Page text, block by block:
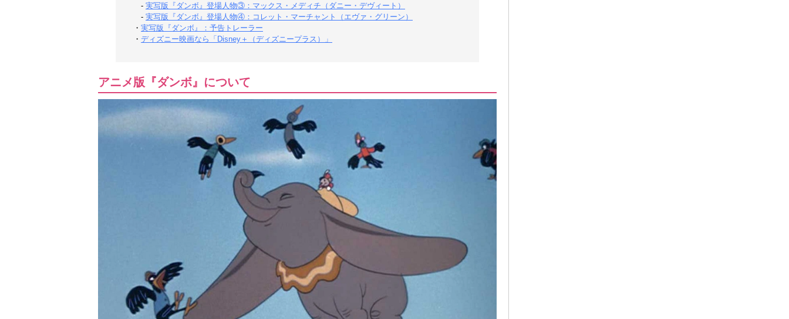
- 実写版『ダンボ』登場人物③：マックス・メディチ（ダニー・デヴィート）
- 実写版『ダンボ』登場人物④：コレット・マーチャント（エヴァ・グリーン）
・ 実写版『ダンボ』：予告トレーラー
・ ディズニー映画なら「Disney＋（ディズニープラス）」
アニメ版『ダンボ』について